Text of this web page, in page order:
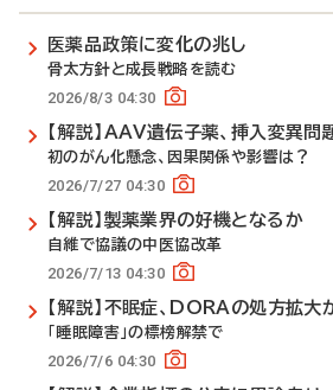
医薬品政策に変化の兆し
骨太方針と成長戦略を読む
2026/8/3 04:30
【解説】AAV遺伝子薬、挿入変異問
初のがん化懸念、因果関係や影響は？
2026/7/27 04:30
【解説】製薬業界の好機となるか
自維で協議の中医協改革
2026/7/13 04:30
【解説】不眠症、DORAの処方拡大
「睡眠障害」の標榜解禁で
2026/7/6 04:30